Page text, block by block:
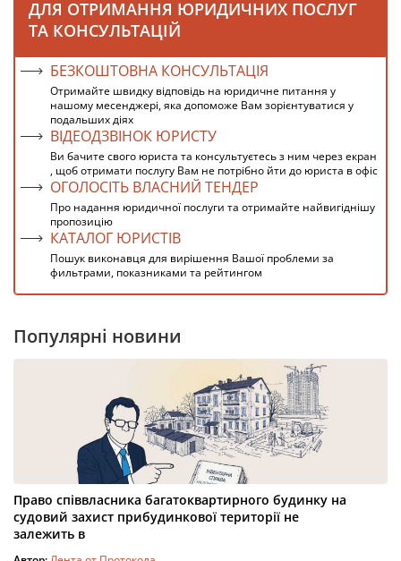
ДЛЯ ОТРИМАННЯ ЮРИДИЧНИХ ПОСЛУГ
ТА КОНСУЛЬТАЦІЙ
БЕЗКОШТОВНА КОНСУЛЬТАЦІЯ
Отримайте швидку відповідь на юридичне питання у
нашому месенджері, яка допоможе Вам зорієнтуватися у
подальших діях
ВІДЕОДЗВІНОК ЮРИСТУ
Ви бачите свого юриста та консультуєтесь з ним через екран
, щоб отримати послугу Вам не потрібно йти до юриста в офіс
ОГОЛОСІТЬ ВЛАСНИЙ ТЕНДЕР
Про надання юридичної послуги та отримайте найвигіднішу
пропозицію
КАТАЛОГ ЮРИСТІВ
Пошук виконавця для вирішення Вашої проблеми за
фильтрами, показниками та рейтингом
Популярні новини
Право співвласника багатоквартирного будинку на
судовий захист прибудинкової території не
залежить в